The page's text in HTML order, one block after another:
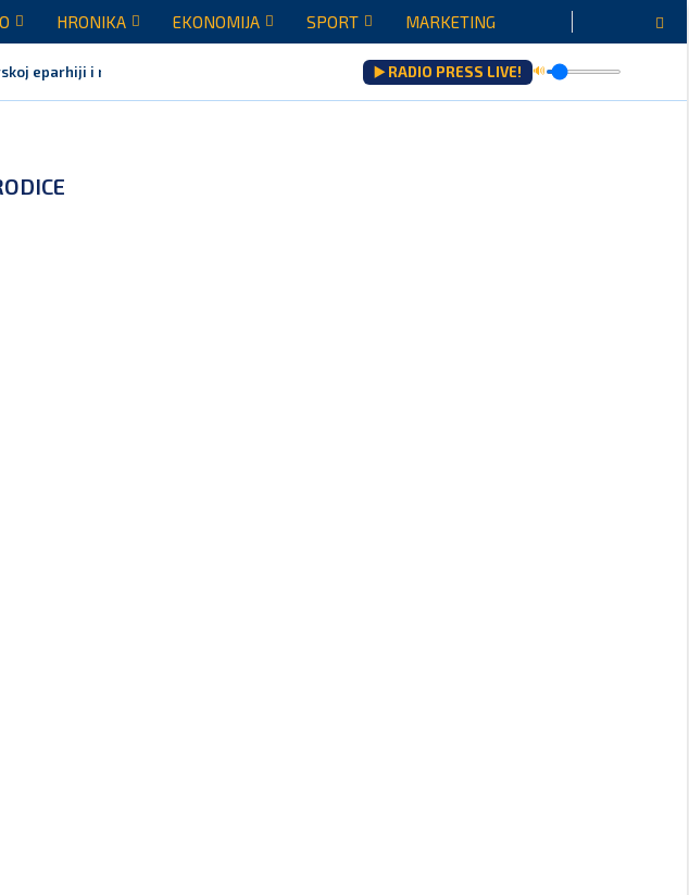
HRONIKA EKONOMIJA SPORT MARKETING
eparhiji i mogućem razrješenju... ▶️ RADIO PRESS LIVE! 🔊